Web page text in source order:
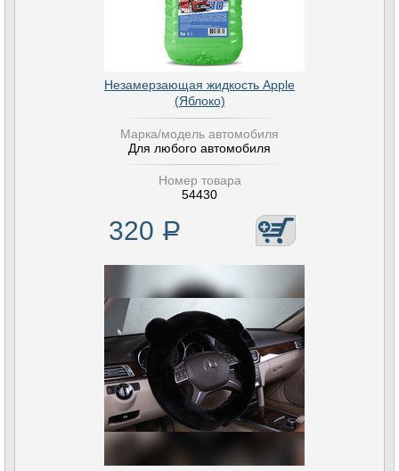
Незамерзающая жидкость Apple
(Яблоко)
Марка/модель автомобиля
Для любого автомобиля
Номер товара
54430
320 Р